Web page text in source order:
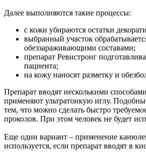
Далее выполняются такие процессы:
с кожи убираются остатки
выбранный участок
обеззараживающими составами;
препарат Ревистронг
пациента;
на кожу наносят разметку и
Препарат вводят несколькими
применяют ультратонкую иглу.
тем, что можно сделать быстро
проколов. При этом человек не будет
Еще один вариант – применение
используется, если препарат вводят в